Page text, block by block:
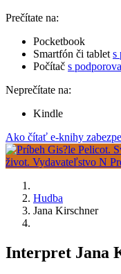
Prečítate na:
Pocketbook
Smartfón či tablet s
Počítač s
Neprečítate na:
Kindle
Ako čítať e-knihy
Hudba
Jana Kirschner
Interpret Jana